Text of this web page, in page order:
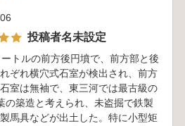
投稿者名未設定
トルの前方後円墳で、前方部と後
ぞれ横穴式石室が検出され、前方
室は無袖で、東三河では最古級の
の築造と考えられ、未盗掘で鉄製
馬具などが出土した。特に小型矩